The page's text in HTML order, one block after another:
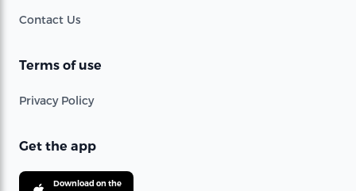
Contact Us
Terms of use
Privacy Policy
Get the app
Download on the